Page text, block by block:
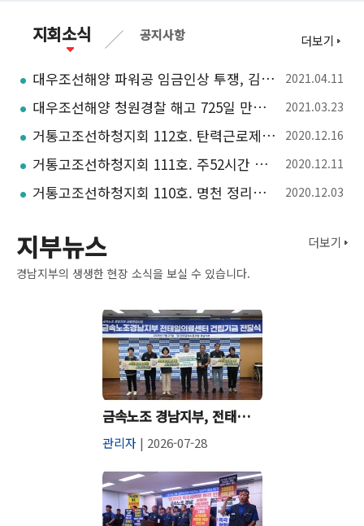
지회소식
대우조선해양 파워공 임금인상 투쟁, 김호규 금속노조위원장 나선다 2021.04.11
대우조선해양 청원경찰 해고 725일 만에 다시 일터로. 거통고조선하청지회 2021.03.23
거통고조선하청지회 112호. 탄력근로제, 알아야 당하지 않는다 2020.12.16
거통고조선하청지회 111호. 주52시간 시행연기? 누구 좋으라고 2020.12.11
거통고조선하청지회 110호. 명천 정리해고 투쟁 승리. 노동부 영안기업 직장내 괴롭힘 확인 2020.12.03
더보기
공지사항
지부뉴스
경남지부의 생생한 현장 소식을 보실 수 있습니다.
더보기
금속노조 경남지부, 전태일의료센터 건립기금 2천만원 전달
관리자| 2026-07-28